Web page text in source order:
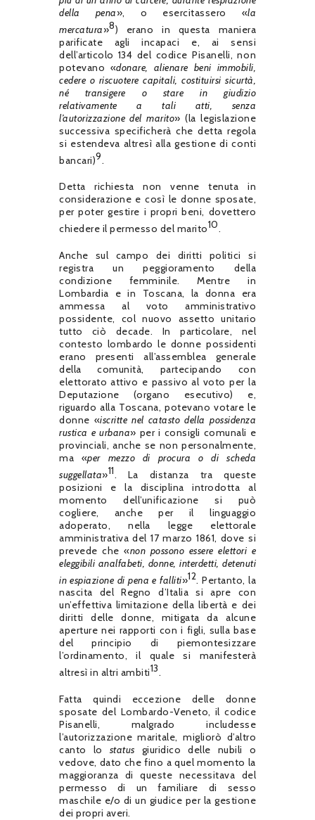
della pena», o esercitassero «la
mercatura»8) erano in questa maniera
parificate agli incapaci e, ai sensi
dell’articolo 134 del codice Pisanelli, non
potevano «donare, alienare beni immobili,
cedere o riscuotere capitali, costituirsi sicurtà,
né transigere o stare in giudizio
relativamente a tali atti, senza
l’autorizzazione del marito» (la legislazione
successiva specificherà che detta regola
si estendeva altresì alla gestione di conti
bancari)9.
Detta richiesta non venne tenuta in
considerazione e così le donne sposate,
per poter gestire i propri beni, dovettero
chiedere il permesso del marito10.
Anche sul campo dei diritti politici si
registra un peggioramento della
condizione femminile. Mentre in
Lombardia e in Toscana, la donna era
ammessa al voto amministrativo
possidente, col nuovo assetto unitario
tutto ciò decade. In particolare, nel
contesto lombardo le donne possidenti
erano presenti all’assemblea generale
della comunità, partecipando con
elettorato attivo e passivo al voto per la
Deputazione (organo esecutivo) e,
riguardo alla Toscana, potevano votare le
donne «iscritte nel catasto della possidenza
rustica e urbana» per i consigli comunali e
provinciali, anche se non personalmente,
ma «per mezzo di procura o di scheda
suggellata»11. La distanza tra queste
posizioni e la disciplina introdotta al
momento dell’unificazione si può
cogliere, anche per il linguaggio
adoperato, nella legge elettorale
amministrativa del 17 marzo 1861, dove si
prevede che «non possono essere elettori e
eleggibili analfabeti, donne, interdetti, detenuti
in espiazione di pena e falliti»12. Pertanto, la
nascita del Regno d’Italia si apre con
un’effettiva limitazione della libertà e dei
diritti delle donne, mitigata da alcune
aperture nei rapporti con i figli, sulla base
del principio di piemontesizzare
l’ordinamento, il quale si manifesterà
altresì in altri ambiti13.
Fatta quindi eccezione delle donne
sposate del Lombardo-Veneto, il codice
Pisanelli, malgrado includesse
l’autorizzazione maritale, migliorò d’altro
canto lo status giuridico delle nubili o
vedove, dato che fino a quel momento la
maggioranza di queste necessitava del
permesso di un familiare di sesso
maschile e/o di un giudice per la gestione
dei propri averi.